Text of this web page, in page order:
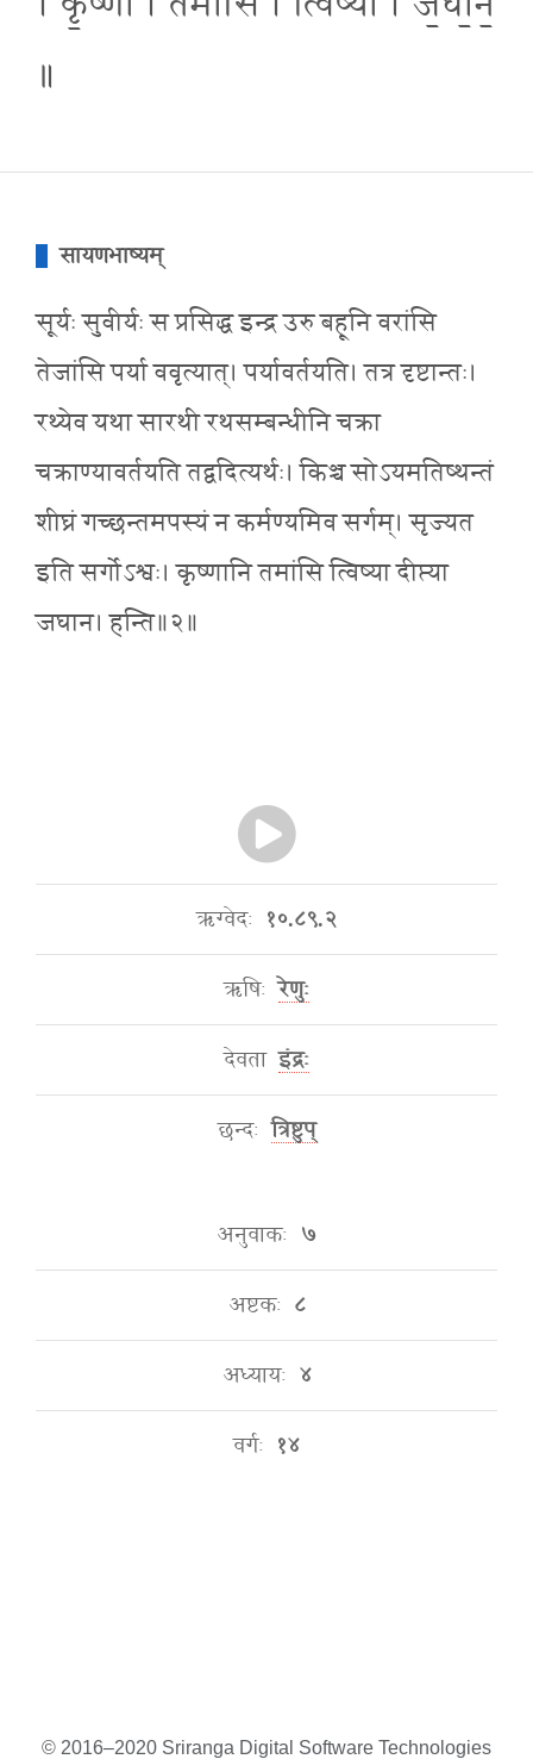
॥
सायणभाष्यम्
सूर्यः सुवीर्यः स प्रसिद्ध इन्द्र उरु बहूनि वरांसि
तेजांसि पर्या ववृत्यात्। पर्यावर्तयति। तत्र दृष्टान्तः।
रथ्येव यथा सारथी रथसम्बन्धीनि चक्रा
चक्राण्यावर्तयति तद्वदित्यर्थः। किञ्च सोऽयमतिष्थन्तं
शीघ्रं गच्छन्तमपस्यं न कर्मण्यमिव सर्गम्। सृज्यत
इति सर्गोऽश्वः। कृष्णानि तमांसि त्विष्या दीप्त्या
जघान। हन्ति॥२॥
ऋग्वेदः १०.८९.२
ऋषिः रेणुः
देवता इंद्रः
छन्दः त्रिष्टुप्
अनुवाकः ७
अष्टकः ८
अध्यायः ४
वर्गः १४
© 2016–2020 Sriranga Digital Software Technologies